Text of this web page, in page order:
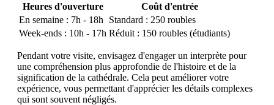
Heures d'ouverture
Coût d'entrée
En semaine : 7h - 18h
Standard : 250 roubles
Week-ends : 10h - 17h Réduit : 150 roubles (étudiants)
Pendant votre visite, envisagez d'engager un interprète pour
une compréhension plus approfondie de l'histoire et de la
signification de la cathédrale. Cela peut améliorer votre
expérience, vous permettant d'apprécier les détails complexes
qui sont souvent négligés.